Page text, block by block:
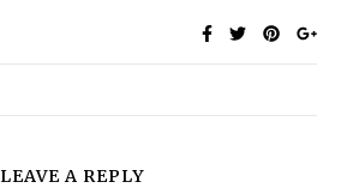
LEAVE A REPLY